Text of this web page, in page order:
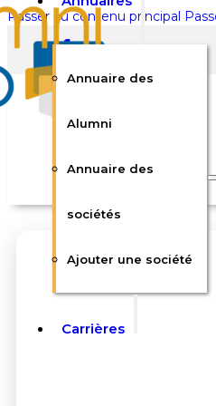
Passer au contenu principal
Rechercher
Rechercher
Annuaire des
Alumni
Annuaire des
sociétés
Ajouter une société
Carrières